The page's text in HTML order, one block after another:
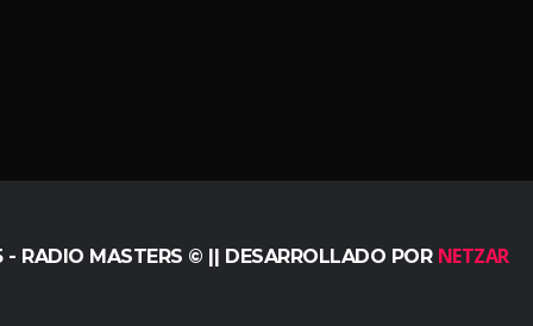
- RADIO MASTERS © || DESARROLLADO POR NETZAR